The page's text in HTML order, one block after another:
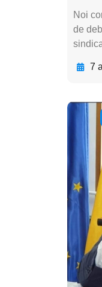
Noi
de
7